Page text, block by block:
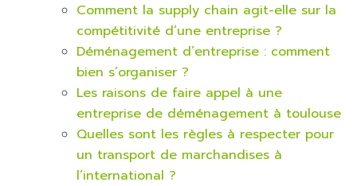
Comment la supply chain agit-elle sur la
compétitivité d’une entreprise ?
Déménagement d’entreprise : comment
bien s’organiser ?
Les raisons de faire appel à une
entreprise de déménagement à toulouse
Quelles sont les règles à respecter pour
un transport de marchandises à
l’international ?